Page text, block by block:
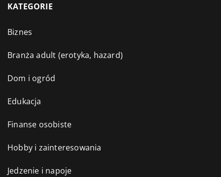
KATEGORIE
Biznes
Branża adult (erotyka, hazard)
Dom i ogród
Edukacja
Finanse osobiste
Hobby i zainteresowania
Jedzenie i napoje